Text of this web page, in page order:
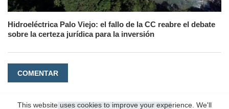
Hidroeléctrica Palo Viejo: el fallo de la CC reabre el debate
sobre la certeza jurídica para la inversión
COMENTAR
This website uses cookies to improve your experience. We'll